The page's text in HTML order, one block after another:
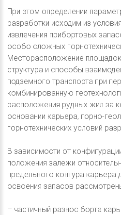
При этом определении
разработки исходим из
извлечения прибортовых
особо сложных
Месторасположение
структура и способы
подземного транспорта при
комбинированную
расположения рудных жил за
основании карьера, горно-
горнотехнических условий
В зависимости от
положения залежи
предельного контура
освоения запасов
– частичный разнос борта